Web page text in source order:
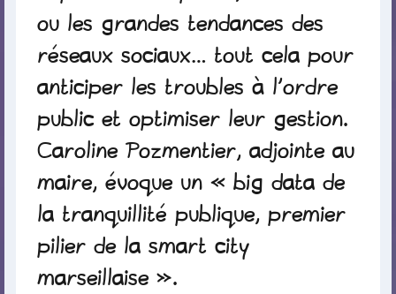
ou les grandes tendances des
réseaux sociaux… tout cela pour
anticiper les troubles à l’ordre
public et optimiser leur gestion.
Caroline Pozmentier, adjointe au
maire, évoque un « big data de
la tranquillité publique, premier
pilier de la smart city
marseillaise ».